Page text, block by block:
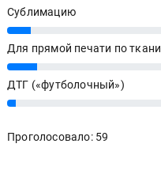
Сублимацию
8%
Для прямой печати по ткани
10%
ДТГ («футболочный»)
3%
Проголосовало: 59